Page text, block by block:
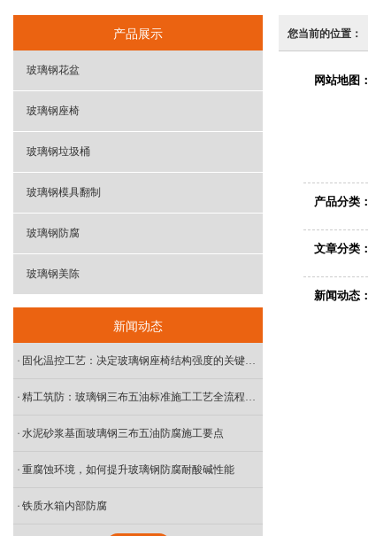
您当前的位置：
网站地图：
产品分类：
文章分类：
新闻动态：
产品展示
玻璃钢花盆
玻璃钢座椅
玻璃钢垃圾桶
玻璃钢模具翻制
玻璃钢防腐
玻璃钢美陈
新闻动态
固化温控工艺：决定玻璃钢座椅结构强度的关键工序
精工筑防：玻璃钢三布五油标准施工工艺全流程解读
水泥砂浆基面玻璃钢三布五油防腐施工要点
重腐蚀环境，如何提升玻璃钢防腐耐酸碱性能
铁质水箱内部防腐